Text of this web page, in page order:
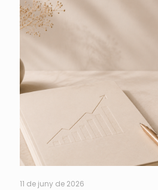
11 de juny de 2026